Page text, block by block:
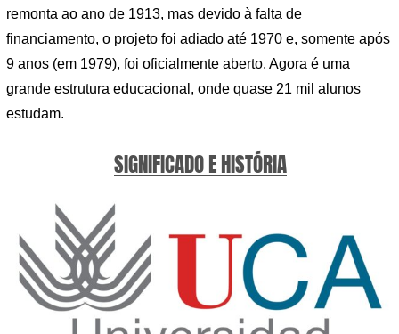
remonta ao ano de 1913, mas devido à falta de
financiamento, o projeto foi adiado até 1970 e, somente após
9 anos (em 1979), foi oficialmente aberto. Agora é uma
grande estrutura educacional, onde quase 21 mil alunos
estudam.
SIGNIFICADO E HISTÓRIA